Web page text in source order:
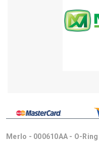
Merlo - 000610AA - O-Ring